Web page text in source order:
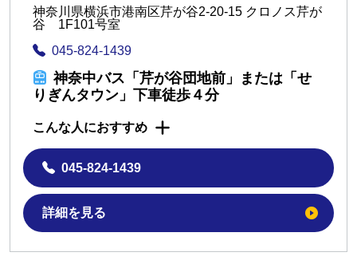
神奈川県横浜市港南区芹が谷2-20-15 クロノス芹が
谷 1F101号室
045-824-1439
神奈中バス「芹が谷団地前」または「せ
りぎんタウン」下車徒歩４分
こんな人におすすめ
045-824-1439
詳細を見る